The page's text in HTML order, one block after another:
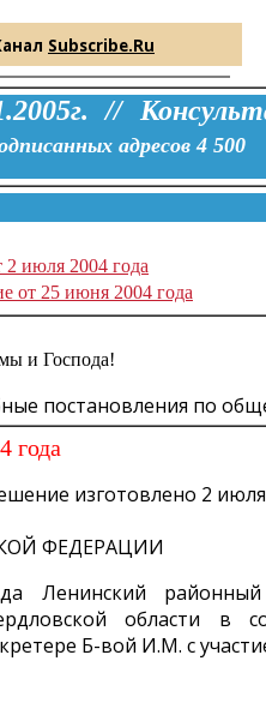
Subscribe.Ru
//
адресов 4 500
июля 2004 года
от 25 июня 2004 года
и Господа!
постановления по
года
изготовлено 2 июля
ФЕДЕРАЦИИ
Ленинский
области в
Б-вой И.М. с